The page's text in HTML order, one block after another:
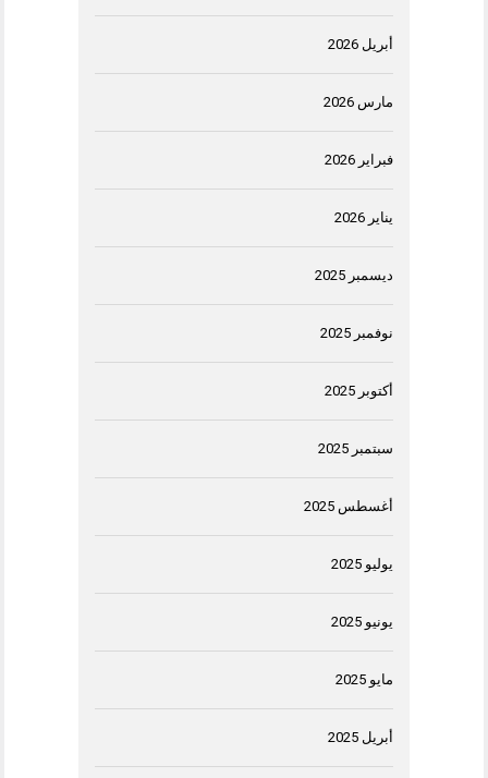
أبريل 2026
مارس 2026
فبراير 2026
يناير 2026
ديسمبر 2025
نوفمبر 2025
أكتوبر 2025
سبتمبر 2025
أغسطس 2025
يوليو 2025
يونيو 2025
مايو 2025
أبريل 2025